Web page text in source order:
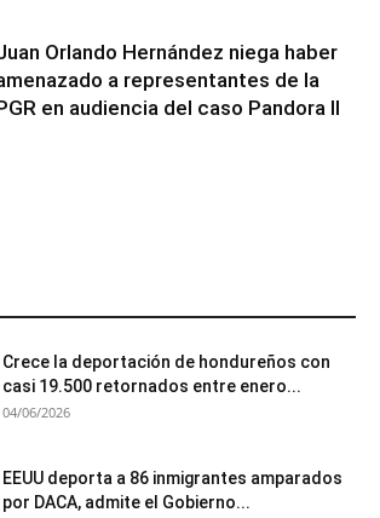
Orlando Hernández niega haber
a representantes de la
en audiencia del caso Pandora II
Crece la deportación de hondureños con
casi 19.500 retornados entre enero...
04/06/2026
EEUU deporta a 86 inmigrantes amparados
por DACA, admite el Gobierno...